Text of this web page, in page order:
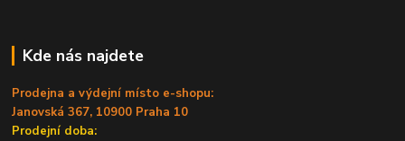
Kde nás najdete
Prodejna a výdejní místo e-shopu:
Janovská 367, 10900 Praha 10
Prodejní doba: